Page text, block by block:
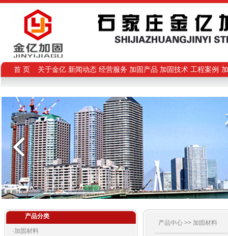
首 页 关于金亿 新闻动态 经营服务 加固产品 加固技术 工程案例
产品分类
·加固材料
产品中心 >> 加固材料